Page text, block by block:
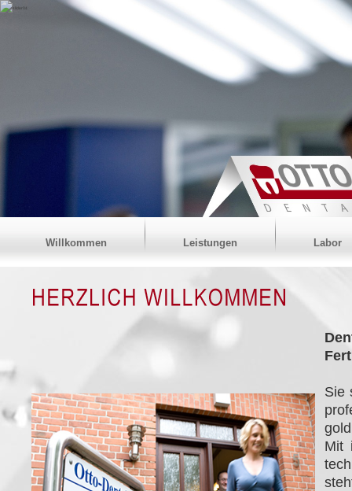
Willkommen Leistungen Labor
Sie
Mit